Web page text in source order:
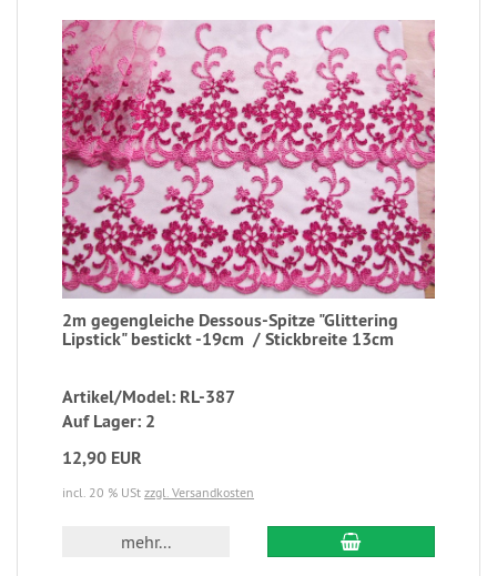
2m gegengleiche Dessous-Spitze "Glittering
Lipstick" bestickt -19cm / Stickbreite 13cm
Artikel/Model: RL-387
Auf Lager: 2
12,90 EUR
incl. 20 % USt zzgl. Versandkosten
mehr...